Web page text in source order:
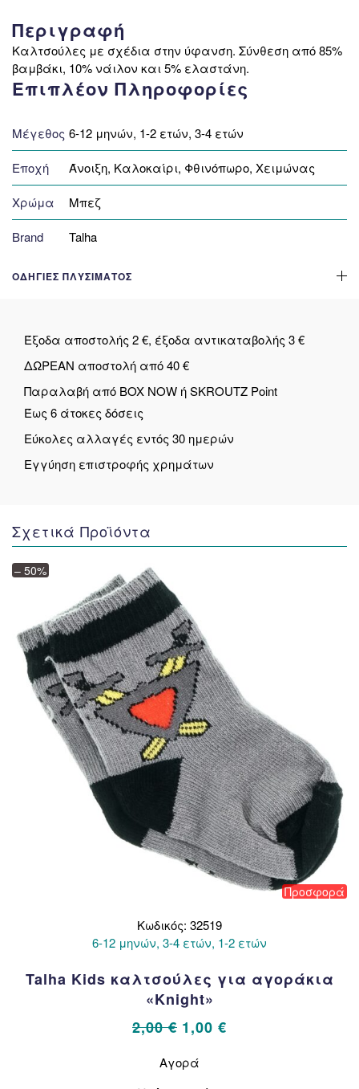
Περιγραφή
Καλτσούλες με σχέδια στην ύφανση. Σύνθεση από 85%
βαμβάκι, 10% νάιλον και 5% ελαστάνη.
Επιπλέον Πληροφορίες
Μέγεθος 6-12 μηνών, 1-2 ετών, 3-4 ετών
Εποχή Άνοιξη, Καλοκαίρι, Φθινόπωρο, Χειμώνας
Χρώμα Μπεζ
Brand Talha
ΟΔΗΓΊΕΣ ΠΛΥΣΊΜΑΤΟΣ
Έξοδα αποστολής 2 €, έξοδα αντικαταβολής 3 €
ΔΩΡΕΑΝ αποστολή από 40 €
Παραλαβή από BOX NOW ή SKROUTZ Point
Έως 6 άτοκες δόσεις
Εύκολες αλλαγές εντός 30 ημερών
Εγγύηση επιστροφής χρημάτων
Σχετικά Προϊόντα
– 50%
Προσφορά
Κωδικός: 32519
6-12 μηνών, 3-4 ετών, 1-2 ετών
Talha Kids καλτσούλες για αγοράκια
«Knight»
2,00€ Original
was:
1,00 €
Αγορά